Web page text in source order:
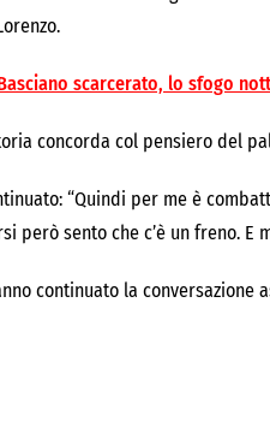
scarcerato, lo sfogo
concorda col pensiero del
“Quindi per me è
però sento che c’è un freno. E
continuato la conversazione